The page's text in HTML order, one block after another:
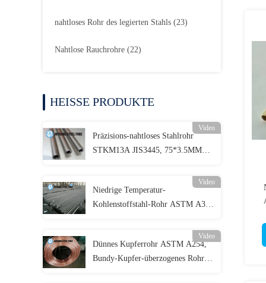
nahtloses Rohr des legierten Stahls (23)
Nahtlose Rauchrohre (22)
HEISSE PRODUKTE
Video
Präzisions-nahtloses Stahlrohr
STKM13A JIS3445, 75*3.5MM
Video
Niedrige Temperatur-
Kohlenstoffstahl-Rohr ASTM A334
Video
Dünnes Kupferrohr ASTM A254,
Bundy-Kupfer-überzogenes Rohr